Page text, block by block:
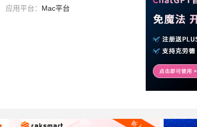
应用平台： Mac平台